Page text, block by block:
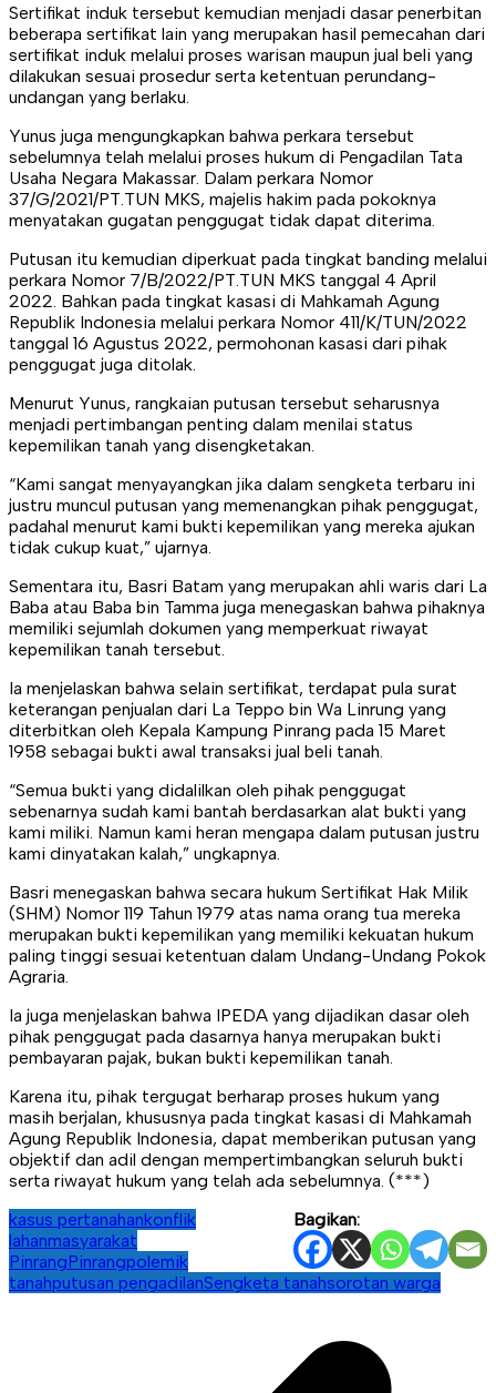
Sertifikat induk tersebut kemudian menjadi dasar penerbitan
beberapa sertifikat lain yang merupakan hasil pemecahan dari
sertifikat induk melalui proses warisan maupun jual beli yang
dilakukan sesuai prosedur serta ketentuan perundang-
undangan yang berlaku.
Yunus juga mengungkapkan bahwa perkara tersebut
sebelumnya telah melalui proses hukum di Pengadilan Tata
Usaha Negara Makassar. Dalam perkara Nomor
37/G/2021/PT.TUN MKS, majelis hakim pada pokoknya
menyatakan gugatan penggugat tidak dapat diterima.
Putusan itu kemudian diperkuat pada tingkat banding melalui
perkara Nomor 7/B/2022/PT.TUN MKS tanggal 4 April
2022. Bahkan pada tingkat kasasi di Mahkamah Agung
Republik Indonesia melalui perkara Nomor 411/K/TUN/2022
tanggal 16 Agustus 2022, permohonan kasasi dari pihak
penggugat juga ditolak.
Menurut Yunus, rangkaian putusan tersebut seharusnya
menjadi pertimbangan penting dalam menilai status
kepemilikan tanah yang disengketakan.
“Kami sangat menyayangkan jika dalam sengketa terbaru ini
justru muncul putusan yang memenangkan pihak penggugat,
padahal menurut kami bukti kepemilikan yang mereka ajukan
tidak cukup kuat,” ujarnya.
Sementara itu, Basri Batam yang merupakan ahli waris dari La
Baba atau Baba bin Tamma juga menegaskan bahwa pihaknya
memiliki sejumlah dokumen yang memperkuat riwayat
kepemilikan tanah tersebut.
Ia menjelaskan bahwa selain sertifikat, terdapat pula surat
keterangan penjualan dari La Teppo bin Wa Linrung yang
diterbitkan oleh Kepala Kampung Pinrang pada 15 Maret
1958 sebagai bukti awal transaksi jual beli tanah.
“Semua bukti yang didalilkan oleh pihak penggugat
sebenarnya sudah kami bantah berdasarkan alat bukti yang
kami miliki. Namun kami heran mengapa dalam putusan justru
kami dinyatakan kalah,” ungkapnya.
Basri menegaskan bahwa secara hukum Sertifikat Hak Milik
(SHM) Nomor 119 Tahun 1979 atas nama orang tua mereka
merupakan bukti kepemilikan yang memiliki kekuatan hukum
paling tinggi sesuai ketentuan dalam Undang-Undang Pokok
Agraria.
Ia juga menjelaskan bahwa IPEDA yang dijadikan dasar oleh
pihak penggugat pada dasarnya hanya merupakan bukti
pembayaran pajak, bukan bukti kepemilikan tanah.
Karena itu, pihak tergugat berharap proses hukum yang
masih berjalan, khususnya pada tingkat kasasi di Mahkamah
Agung Republik Indonesia, dapat memberikan putusan yang
objektif dan adil dengan mempertimbangkan seluruh bukti
serta riwayat hukum yang telah ada sebelumnya. (***)
Bagikan:
kasus pertanahankonflik
lahanmasyarakat
PinrangPinrangpolemik
tanahputusan pengadilanSengketa tanahsorotan warga